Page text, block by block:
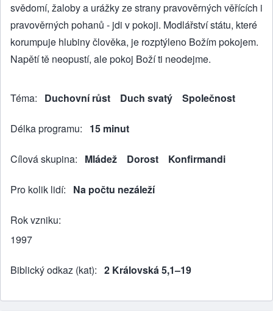
svědomí, žaloby a urážky ze strany pravověrných věřících i
pravověrných pohanů - jdi v pokoji. Modlářství státu, které
korumpuje hlubiny člověka, je rozptýleno Božím pokojem.
Napětí tě neopustí, ale pokoj Boží ti neodejme.
Téma Duchovní růst Duch svatý Společnost
Délka programu 15 minut
Cílová skupina Mládež Dorost Konfirmandi
Pro kolik lidí Na počtu nezáleží
Rok vzniku
1997
Biblický odkaz (kat) 2 Královská 5,1–19